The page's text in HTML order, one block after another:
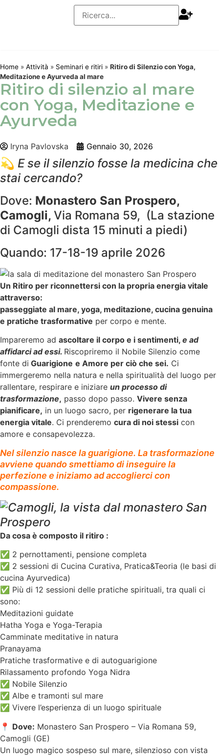
Home » Attività » Seminari e ritiri » Ritiro di Silenzio con Yoga,
Meditazione e Ayurveda al mare
Ritiro di silenzio al mare
con Yoga, Meditazione e
Ayurveda
Iryna Pavlovska Gennaio 30, 2026
💫 E se il silenzio fosse la medicina che
stai cercando?
Dove: Monastero San Prospero,
Camogli, Via Romana 59, (La stazione
di Camogli dista 15 minuti a piedi)
Quando: 17-18-19 aprile 2026
Un Ritiro per riconnettersi con la propria energia vitale
attraverso:
passeggiate al mare, yoga, meditazione, cucina genuina
e pratiche trasformative per corpo e mente.
Impareremo ad ascoltare il corpo e i sentimenti, e ad
affidarci ad essi. Riscopriremo il Nobile Silenzio come
fonte di Guarigione e Amore per ciò che sei. Ci
immergeremo nella natura e nella spiritualità del luogo per
rallentare, respirare e iniziare un processo di
trasformazione, passo dopo passo. Vivere senza
pianificare, in un luogo sacro, per rigenerare la tua
energia vitale. Ci prenderemo cura di noi stessi con
amore e consapevolezza.
Nel silenzio nasce la guarigione. La trasformazione
avviene quando smettiamo di inseguire la
perfezione e iniziamo ad accoglierci con
compassione.
Da cosa è composto il ritiro :
✅ 2 pernottamenti, pensione completa
✅ 2 sessioni di Cucina Curativa, Pratica&Teoria (le basi di
cucina Ayurvedica)
✅ Più di 12 sessioni delle pratiche spirituali, tra quali ci
sono:
Meditazioni guidate
Hatha Yoga e Yoga-Terapia
Camminate meditative in natura
Pranayama
Pratiche trasformative e di autoguarigione
Rilassamento profondo Yoga Nidra
✅ Nobile Silenzio
✅ Albe e tramonti sul mare
✅ Vivere l’esperienza di un luogo spirituale
📍 Dove: Monastero San Prospero – Via Romana 59,
Camogli (GE)
Un luogo magico sospeso sul mare, silenzioso con vista